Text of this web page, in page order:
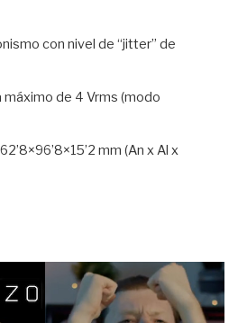
con nivel de “jitter” de
máximo de 4 Vrms (modo
mm (An x Al x